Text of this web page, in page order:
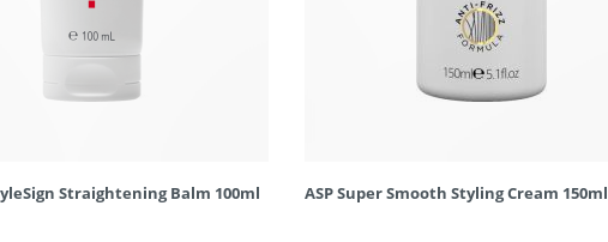
Straightening Balm 100ml ASP Super Smooth Styling Cream 150ml